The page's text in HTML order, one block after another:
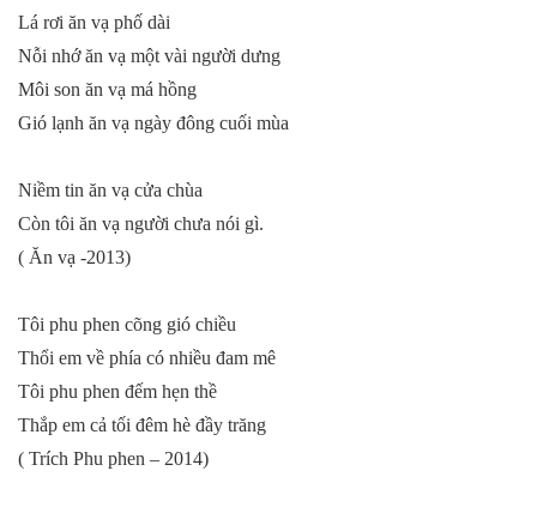
Lá rơi ăn vạ phố dài
Nỗi nhớ ăn vạ một vài người dưng
Môi son ăn vạ má hồng
Gió lạnh ăn vạ ngày đông cuối mùa
Niềm tin ăn vạ cửa chùa
Còn tôi ăn vạ người chưa nói gì.
( Ăn vạ -2013)
Tôi phu phen cõng gió chiều
Thổi em về phía có nhiều đam mê
Tôi phu phen đếm hẹn thề
Thắp em cả tối đêm hè đầy trăng
( Trích Phu phen – 2014)